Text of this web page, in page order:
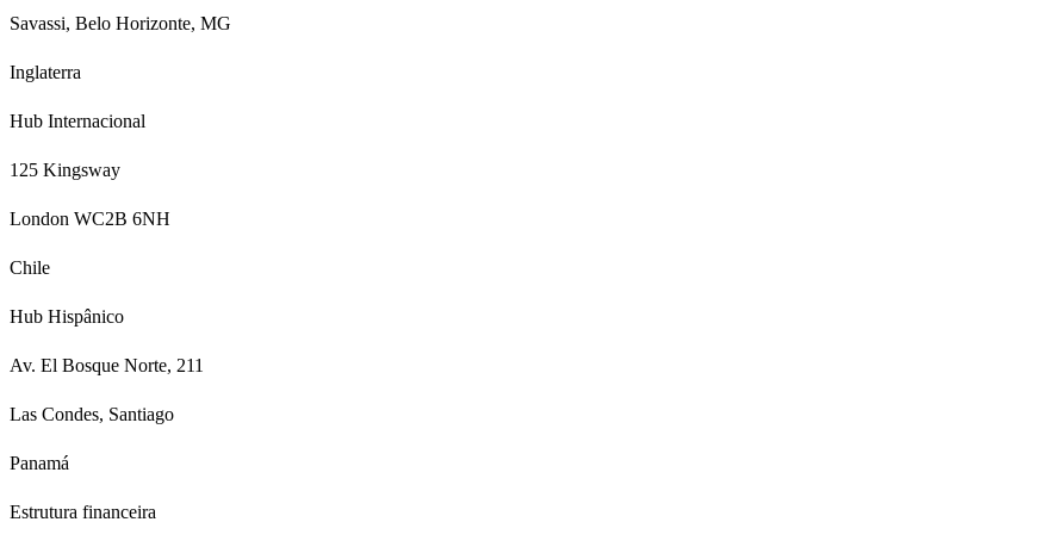
Savassi, Belo Horizonte, MG
Inglaterra
Hub Internacional
125 Kingsway
London WC2B 6NH
Chile
Hub Hispânico
Av. El Bosque Norte, 211
Las Condes, Santiago
Panamá
Estrutura financeira